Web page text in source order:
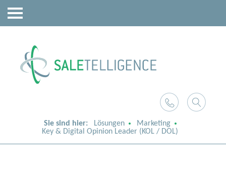
Sie sind hier: Lösungen
Marketing
Key & Digital Opinion Leader (KOL / DOL)